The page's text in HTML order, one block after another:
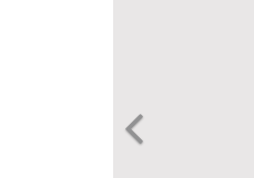
